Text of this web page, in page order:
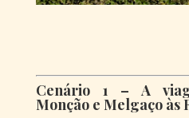
Cenário 1 – A
Monção e Melgaço às